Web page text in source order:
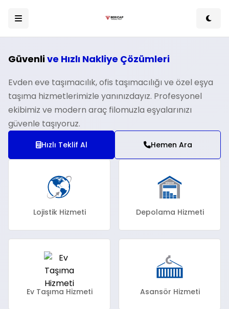
Güvenlive Hızlı Nakliye Çözümleri
Evden eve taşımacılık, ofis taşımacılığı ve özel eşya
taşıma hizmetlerimizle yanınızdayız. Profesyonel
ekibimiz ve modern araç filomuzla eşyalarınızı
güvenle taşıyoruz.
Hızlı Teklif Al Hemen Ara
Lojistik Hizmeti Depolama Hizmeti
Ev Taşıma Hizmeti Asansör Hizmeti